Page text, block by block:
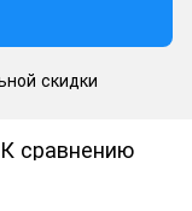
скидки
К сравнению